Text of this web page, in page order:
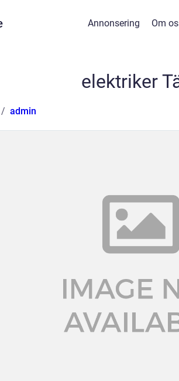
Annonsering Om
elektriker
admin